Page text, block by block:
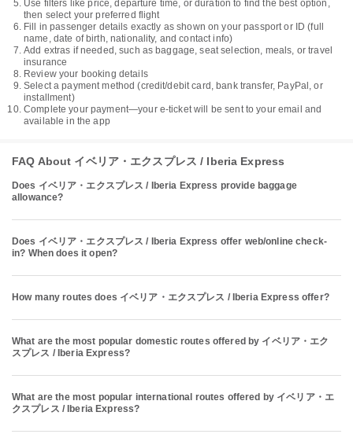
Use filters like price, departure time, or duration to find the best option,
then select your preferred flight
Fill in passenger details exactly as shown on your passport or ID (full
name, date of birth, nationality, and contact info)
Add extras if needed, such as baggage, seat selection, meals, or travel
insurance
Review your booking details
Select a payment method (credit/debit card, bank transfer, PayPal, or
installment)
Complete your payment—your e-ticket will be sent to your email and
available in the app
FAQ About イベリア・エクスプレス / Iberia Express
Does イベリア・エクスプレス / Iberia Express provide baggage
allowance?
Does イベリア・エクスプレス / Iberia Express offer web/online check-
in? When does it open?
How many routes does イベリア・エクスプレス / Iberia Express offer?
What are the most popular domestic routes offered by イベリア・エク
スプレス / Iberia Express?
What are the most popular international routes offered by イベリア・エ
クスプレス / Iberia Express?